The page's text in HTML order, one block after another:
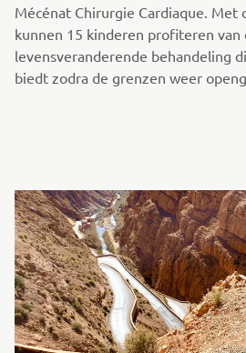
Mécénat Chirurgie Cardiaque. Met
kunnen 15 kinderen profiteren van
levensveranderende behandeling
biedt zodra de grenzen weer